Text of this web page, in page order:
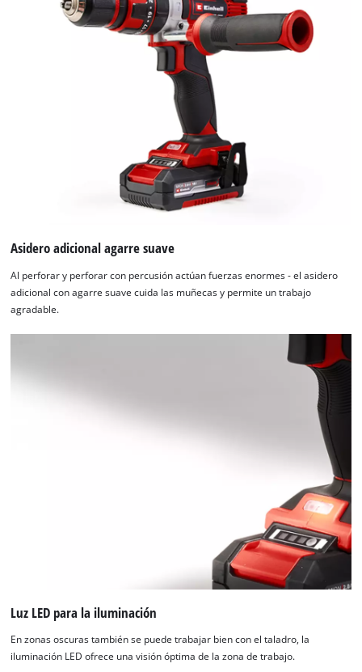
¡Necesitamos su consentimiento para
cargar el servicio Google Maps!
This content is not permitted to load due
to trackers that are not disclosed to the
Asidero adicional agarre suave
Al perforar y perforar con percusión actúan fuerzas enormes - el asidero
adicional con agarre suave cuida las muñecas y permite un trabajo
agradable.
Luz LED para la iluminación
En zonas oscuras también se puede trabajar bien con el taladro, la
iluminación LED ofrece una visión óptima de la zona de trabajo.